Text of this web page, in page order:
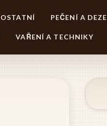
OSTATNÍ PEČENÍ A
VAŘENÍ A TECHNIKY